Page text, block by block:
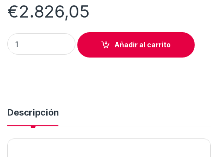
€2.826,05
MAQUINA ZOJE DE PRESILLAS TEJANERA 6 X 4 mm quantity
Añadir al carrito
Descripción